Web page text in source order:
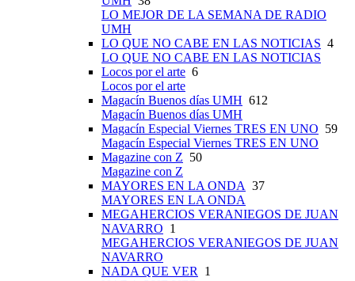
LO MEJOR DE LA SEMANA DE RADIO
UMH
LO QUE NO CABE EN LAS NOTICIAS 4
LO QUE NO CABE EN LAS NOTICIAS
Locos por el arte 6
Locos por el arte
Magacín Buenos días UMH 612
Magacín Buenos días UMH
Magacín Especial Viernes TRES EN UNO 59
Magacín Especial Viernes TRES EN UNO
Magazine con Z 50
Magazine con Z
MAYORES EN LA ONDA 37
MAYORES EN LA ONDA
MEGAHERCIOS VERANIEGOS DE JUAN
NAVARRO 1
MEGAHERCIOS VERANIEGOS DE JUAN
NAVARRO
NADA QUE VER
1